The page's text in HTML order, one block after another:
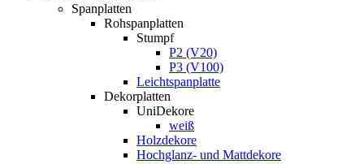
Spanplatten
Rohspanplatten
Stumpf
P2 (V20)
P3 (V100)
Leichtspanplatte
Dekorplatten
UniDekore
weiß
Holzdekore
Hochglanz- und Mattdekore